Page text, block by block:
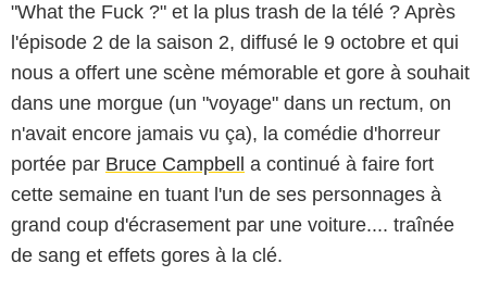
"What the Fuck ?" et la plus trash de la télé ? Après
l'épisode 2 de la saison 2, diffusé le 9 octobre et qui
nous a offert une scène mémorable et gore à souhait
dans une morgue (un "voyage" dans un rectum, on
n'avait encore jamais vu ça), la comédie d'horreur
portée par Bruce Campbell
a continué à faire fort
cette semaine en tuant l'un de ses personnages à
grand coup d'écrasement par une voiture.... traînée
de sang et effets gores à la clé.